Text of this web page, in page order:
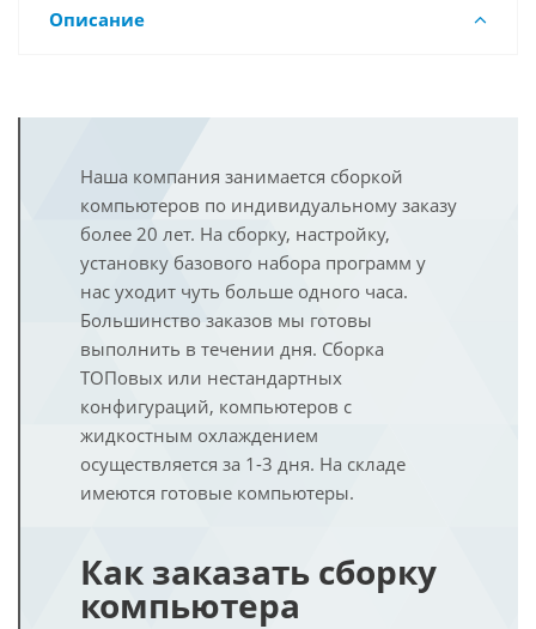
Описание
Наша компания занимается сборкой
компьютеров по индивидуальному заказу
более 20 лет. На сборку, настройку,
установку базового набора программ у
нас уходит чуть больше одного часа.
Большинство заказов мы готовы
выполнить в течении дня. Сборка
ТОПовых или нестандартных
конфигураций, компьютеров с
жидкостным охлаждением
осуществляется за 1-3 дня. На складе
имеются готовые компьютеры.
Как заказать сборку
компьютера